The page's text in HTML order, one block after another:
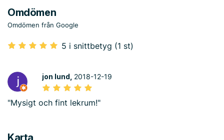
Omdömen
Omdömen från Google
5 i snittbetyg (1 st)
jon lund, 2018-12-19
"Mysigt och fint lekrum!"
Karta